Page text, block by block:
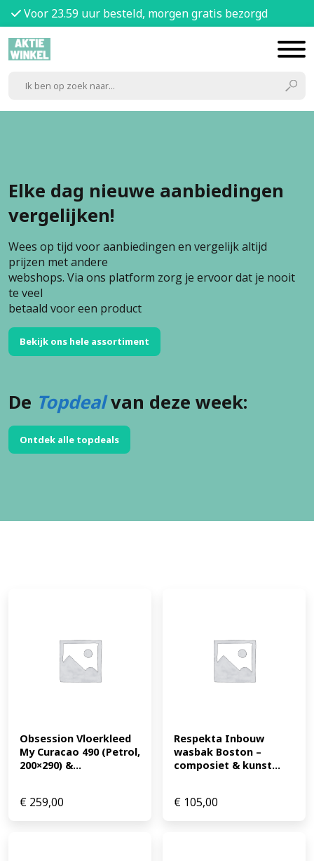
Voor 23.59 uur besteld, morgen gratis bezorgd
Elke dag nieuwe aanbiedingen
vergelijken!
Wees op tijd voor aanbiedingen en vergelijk altijd
prijzen met andere
webshops. Via ons platform zorg je ervoor dat je nooit
te veel
betaald voor een product
Bekijk ons hele assortiment
De Topdealvan deze week:
Ontdek alle topdeals
Obsession Vloerkleed
My Curacao 490 (Petrol,
200×290) &...
€ 259,00
Respekta Inbouw
wasbak Boston –
composiet & kunst...
€ 105,00